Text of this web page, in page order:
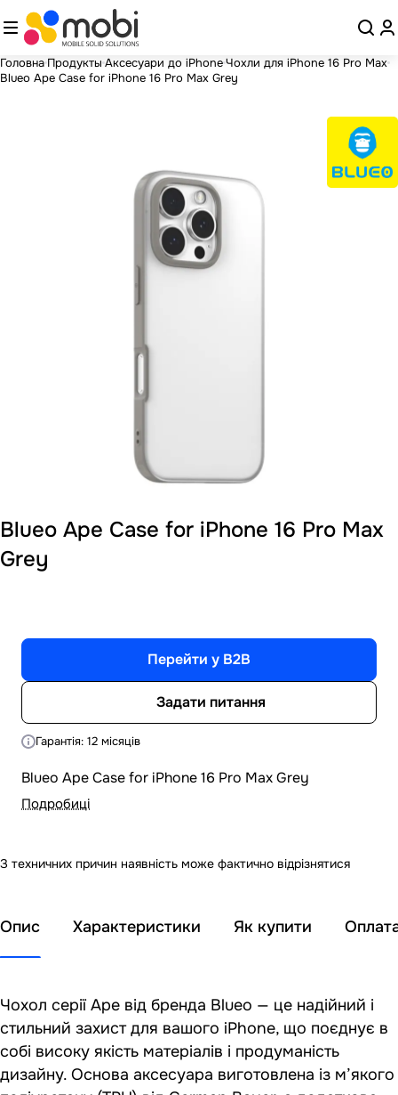
Головна Продукты Аксесуари до iPhoneЧохли для iPhone 16 Pro Max
Blueo Ape Case for iPhone 16 Pro Max Grey
Blueo Ape Case for iPhone 16 Pro Max
Grey
Перейти у B2B
Задати питання
Гарантія: 12 місяців
Blueo Ape Case for iPhone 16 Pro Max Grey
Подробиці
З техничних причин наявність може фактично відрізнятися
Опис Характеристики Як купити
Чохол серії Ape від бренда Blueo — це надійний і
стильний захист для вашого iPhone, що поєднує в
собі високу якість матеріалів і продуманість
дизайну. Основа аксесуара виготовлена із м’якого